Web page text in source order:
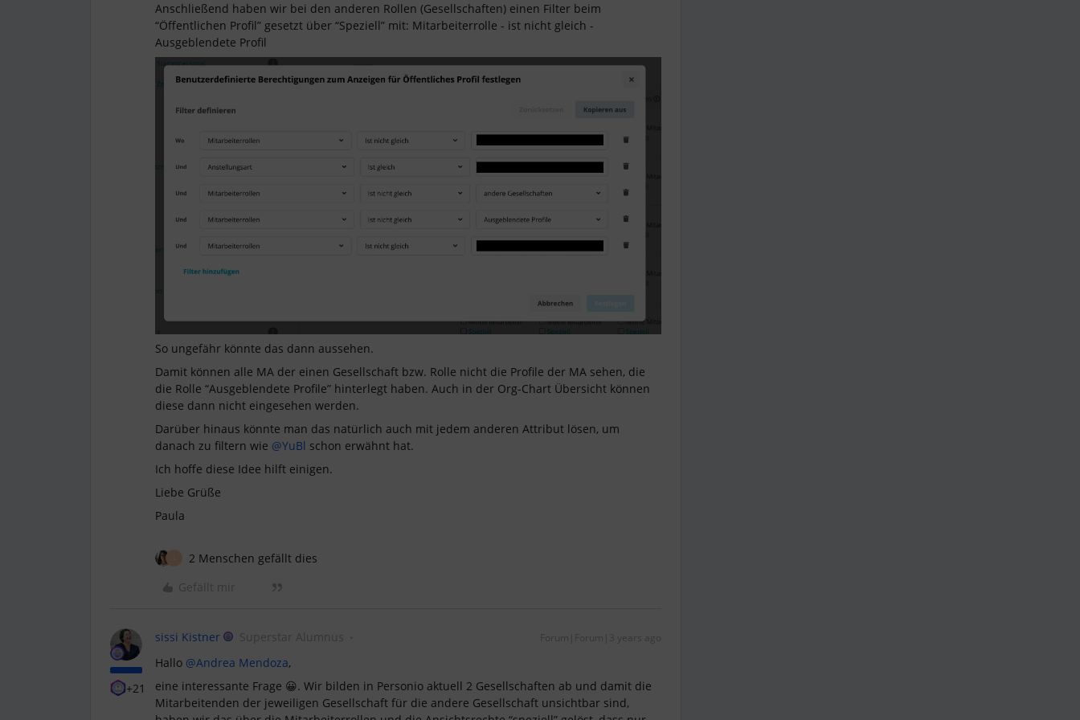
Anschließend haben wir bei den anderen Rollen (Gesellschaften) einen Filter beim
“Öffentlichen Profil” gesetzt über “Speziell” mit: Mitarbeiterrolle - ist nicht gleich -
Ausgeblendete Profil
So ungefähr könnte das dann aussehen.
Damit können alle MA der einen Gesellschaft bzw. Rolle nicht die Profile der MA sehen, die
die Rolle “Ausgeblendete Profile” hinterlegt haben. Auch in der Org-Chart Übersicht können
diese dann nicht eingesehen werden.
Darüber hinaus könnte man das natürlich auch mit jedem anderen Attribut lösen, um
danach zu filtern wie @YuBl schon erwähnt hat.
Ich hoffe diese Idee hilft einigen.
Liebe Grüße
Paula
2 Menschen gefällt dies
Gefällt mir
+21
sissi Kistner Superstar Alumnus Forum|Forum|3 years ago
Hallo @Andrea Mendoza,
eine interessante Frage 😀. Wir bilden in Personio aktuell 2 Gesellschaften ab und damit die
Mitarbeitenden der jeweiligen Gesellschaft für die andere Gesellschaft unsichtbar sind,